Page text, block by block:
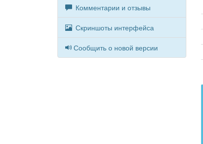
Комментарии и отзывы
Скриншоты интерфейса
Сообщить о новой версии